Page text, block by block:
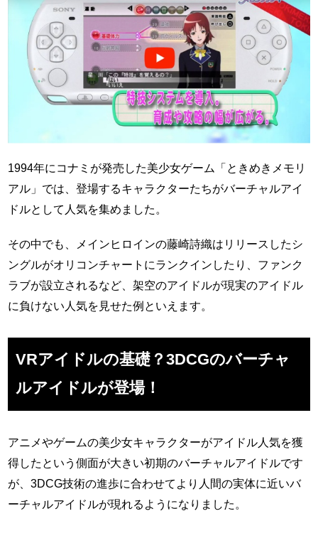
1994年にコナミが発売した美少女ゲーム「ときめきメモリ
アル」では、登場するキャラクターたちがバーチャルアイ
ドルとして人気を集めました。
その中でも、メインヒロインの藤崎詩織はリリースしたシ
ングルがオリコンチャートにランクインしたり、ファンク
ラブが設立されるなど、架空のアイドルが現実のアイドル
に負けない人気を見せた例といえます。
VRアイドルの基礎？3DCGのバーチャ
ルアイドルが登場！
アニメやゲームの美少女キャラクターがアイドル人気を獲
得したという側面が大きい初期のバーチャルアイドルです
が、3DCG技術の進歩に合わせてより人間の実体に近いバ
ーチャルアイドルが現れるようになりました。